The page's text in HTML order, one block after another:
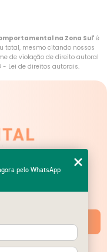
na Zona Sul" é
total, mesmo citando nossos
de violação de direito autoral
- Lei de direitos autorais.
presencialmente e online,
e atividades.
pelo WhatsApp